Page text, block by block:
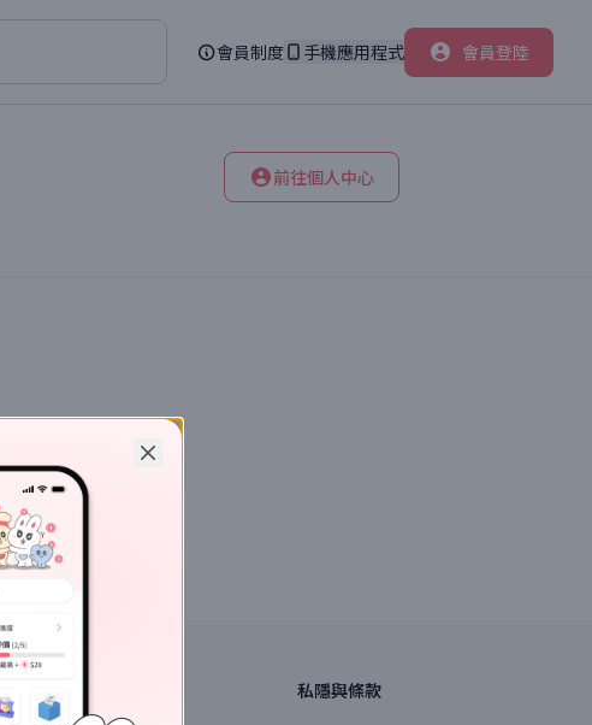
會員制度 手機應用程式 會員登陸
前往個人中心
探索 私隱與條款